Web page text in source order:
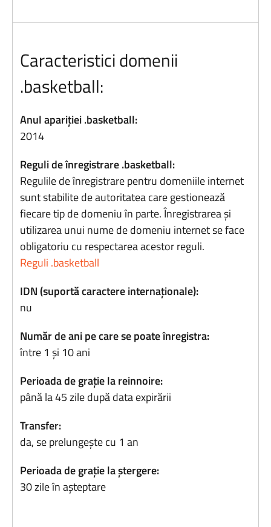
Caracteristici domenii
.basketball:
Anul apariției .basketball:
2014
Reguli de înregistrare .basketball:
Regulile de înregistrare pentru domeniile internet
sunt stabilite de autoritatea care gestionează
fiecare tip de domeniu în parte. Înregistrarea și
utilizarea unui nume de domeniu internet se face
obligatoriu cu respectarea acestor reguli.
Reguli .basketball
IDN (suportă caractere internaționale):
nu
Număr de ani pe care se poate înregistra:
între 1 și 10 ani
Perioada de grație la reinnoire:
până la 45 zile după data expirării
Transfer:
da, se prelungește cu 1 an
Perioada de grație la ștergere:
30 zile în așteptare